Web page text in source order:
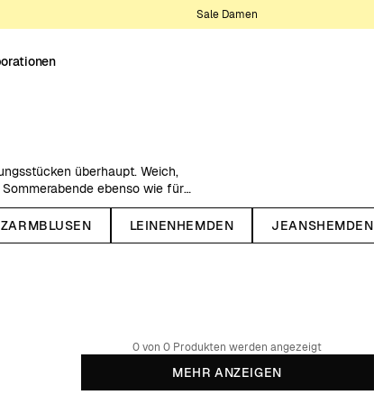
Sale Damen
überhaupt. Weich,
ebenso wie für
die Komfort, Qualität und
werden unsere Flanellhemden aus
LEINENHEMDEN JEANSHEMDEN
0 von 0 Produkten werden angezeigt
MEHR ANZEIGEN